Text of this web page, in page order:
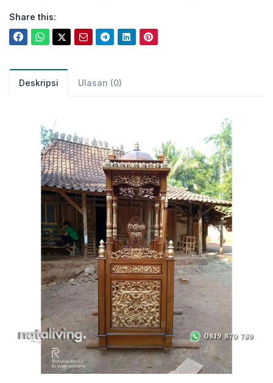
Share this:
Deskripsi Ulasan (0)